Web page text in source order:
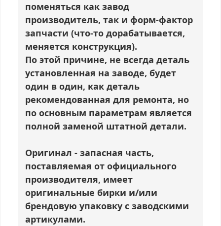
поменяться как завод
производитель, так и форм-фактор
запчасти (что-то дорабатывается,
меняется конструкция).
По этой причине, не всегда деталь
установленная на заводе, будет
один в один, как деталь
рекомендованная для ремонта, но
по основным параметрам является
полной заменой штатной детали.
Оригинал - запасная часть,
поставляемая от официального
производителя, имеет
оригинальные бирки и/или
брендовую упаковку с заводскими
артикулами.